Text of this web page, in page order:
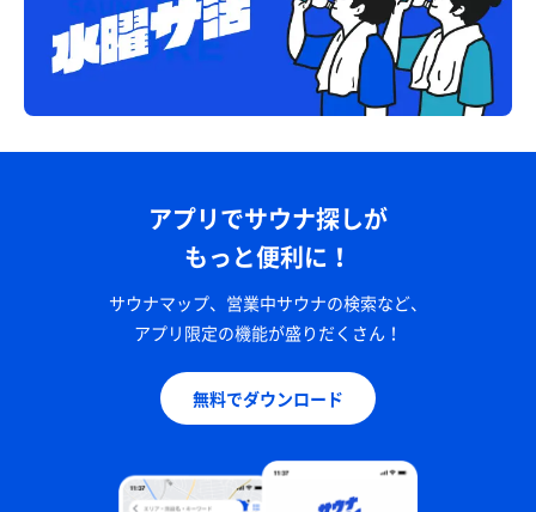
アプリでサウナ探しが
もっと便利に！
サウナマップ、営業中サウナの検索など、
アプリ限定の機能が盛りだくさん！
無料でダウンロード